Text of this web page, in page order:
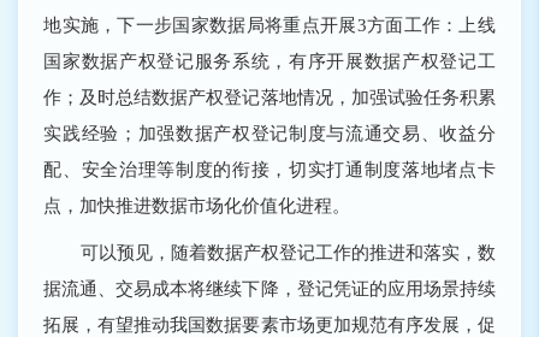
地实施，下一步国家数据局将重点开展3方面工作：上线
国家数据产权登记服务系统，有序开展数据产权登记工
作；及时总结数据产权登记落地情况，加强试验任务积累
实践经验；加强数据产权登记制度与流通交易、收益分
配、安全治理等制度的衔接，切实打通制度落地堵点卡
点，加快推进数据市场化价值化进程。
可以预见，随着数据产权登记工作的推进和落实，数
据流通、交易成本将继续下降，登记凭证的应用场景持续
拓展，有望推动我国数据要素市场更加规范有序发展，促